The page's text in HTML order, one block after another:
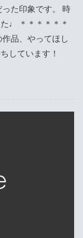
た印象です。 時
♩ ＊＊＊＊＊＊
品、やってほし
しています！